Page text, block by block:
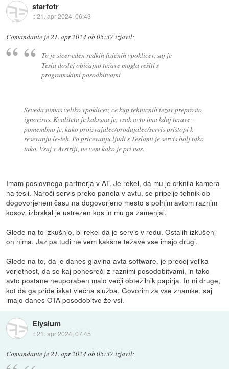
starfotr
::21. apr 2024, 06:43
Comandante je21. apr 2024 ob 05:37izjavil:
To je sicer eden redkih fizičnih vpoklicev, saj je
Tesla doslej običajno težave mogla rešiti s
programskimi posodbitvami
Seveda nimas veliko vpoklicev, ce kup tehnicnih tezav preprosto
ignoriras. Kvaliteta je kakrsna je, vsak avto ima kdaj tezave -
pomembno je, kako proizvajalec/prodajalec/servis pristopi k
resevanju le-teh. Po pricevanju ljudi s Teslami je servis bolj tako
tako. Vsaj v Avstriji, ne vem kako je pri nas.
Imam poslovnega partnerja v AT. Je rekel, da mu je crknila kamera
na tesli. Naroči servis preko panela v avtu, se pripelje tehnik ob
dogovorjenem času na dogovorjeno mesto s polnim avtom raznim
kosov, izbrskal je ustrezen kos in mu ga zamenjal.
Glede na to izkušnjo, bi rekel da je servis v redu. Ostalih izkušenj
on nima. Jaz pa tudi ne vem kakšne težave vse imajo drugi.
Glede na to, da je danes glavina avta software, je precej velika
verjetnost, da se kaj ponesreči z raznimi posodobitvami, in tako
avto postane neuporaben malo večji obtežilnik papirja. In ni druge,
kot da ga pride iskat vlečna služba. Govorim za vse znamke, saj
imajo danes OTA posodobitve že vsi.
Elysium
::21. apr 2024, 07:45
Comandante je21. apr 2024 ob 05:37izjavil: